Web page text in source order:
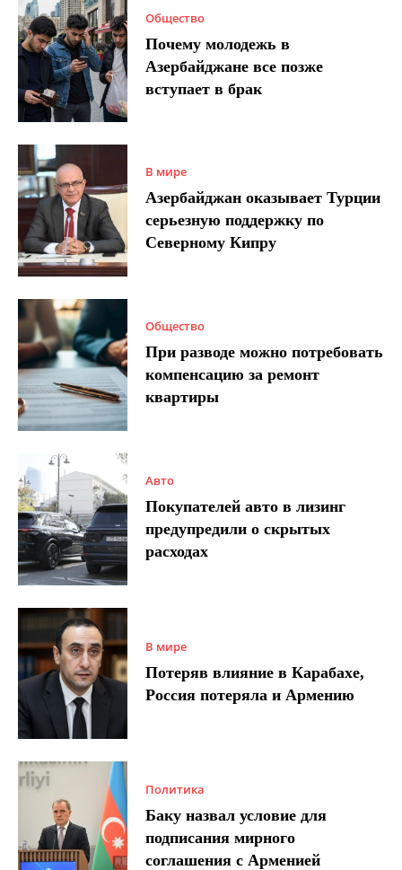
Общество
Почему молодежь в
Азербайджане все позже
вступает в брак
В мире
Азербайджан оказывает Турции
серьезную поддержку по
Северному Кипру
Общество
При разводе можно потребовать
компенсацию за ремонт
квартиры
Авто
Покупателей авто в лизинг
предупредили о скрытых
расходах
В мире
Потеряв влияние в Карабахе,
Россия потеряла и Армению
Политика
Баку назвал условие для
подписания мирного
соглашения с Арменией